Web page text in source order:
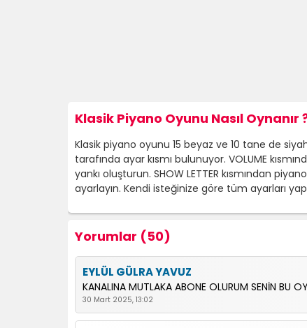
Klasik Piyano Oyunu Nasıl Oynanır
Klasik piyano oyunu 15 beyaz ve 10 tane de
tarafında ayar kısmı bulunuyor. VOLUME
yankı oluşturun. SHOW LETTER kısmından
ayarlayın. Kendi isteğinize göre tüm ayarları
Yorumlar (50)
EYLÜL GÜLRA YAVUZ
KANALINA MUTLAKA ABONE OLURUM SENİN BU
30 Mart 2025, 13:02